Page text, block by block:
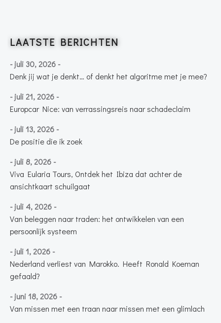
LAATSTE BERICHTEN
- juli 30, 2026 -
Denk jij wat je denkt… of denkt het algoritme met je mee?
- juli 21, 2026 -
Europcar Nice: van verrassingsreis naar schadeclaim
- juli 13, 2026 -
De positie die ik zoek
- juli 8, 2026 -
Viva Eularia Tours, Ontdek het Ibiza dat achter de
ansichtkaart schuilgaat
- juli 4, 2026 -
Van beleggen naar traden: het ontwikkelen van een
persoonlijk systeem
- juli 1, 2026 -
Nederland verliest van Marokko. Heeft Ronald Koeman
gefaald?
- juni 18, 2026 -
Van missen met een traan naar missen met een glimlach